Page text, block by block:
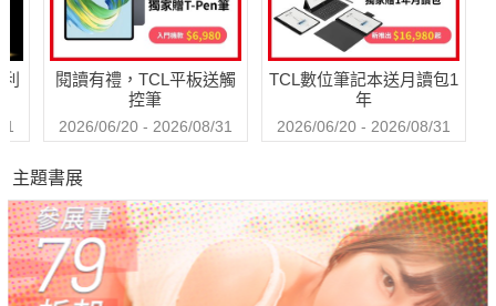
閱讀有禮，TCL平板送觸
控筆
2026/06/20 - 2026/08/31
TCL數位筆記本送月讀包1
年
2026/06/20 - 2026/08/31
主題書展